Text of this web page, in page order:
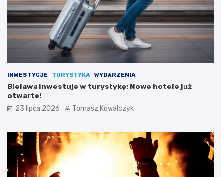
INWESTYCJE TURYSTYKA WYDARZENIA
Bielawa inwestuje w turystykę: Nowe hotele już
otwarte!
23 lipca 2026 Tomasz Kowalczyk